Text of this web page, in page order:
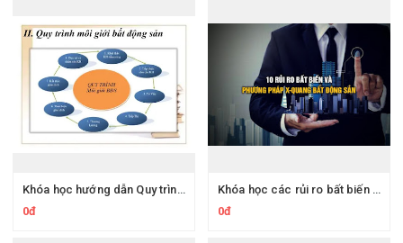
Khóa học hướng dẫn Quy trình và kỹ năng môi giới bất động sản
0đ
Khóa học các rủi ro bất biến trong kinh doanh bất động sản và phương pháp X-quang bất động sản
0đ